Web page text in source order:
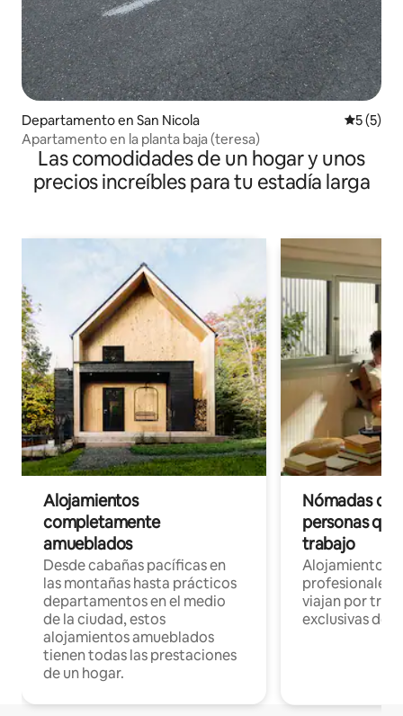
Departamento en San Nicola
5 (5)
Apartamento en la planta baja (teresa)
Las comodidades de un hogar y unos
precios increíbles para tu estadía larga
Alojamientos
completamente
amueblados
Desde cabañas pacíficas en
las montañas hasta prácticos
departamentos en el medio
de la ciudad, estos
alojamientos amueblados
tienen todas las prestaciones
de un hogar.
Nómadas
personas
trabajo
Alojamientos
profesionales
viajan por
exclusivas de